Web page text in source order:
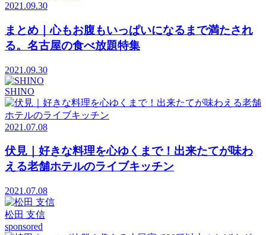
2021.09.30
まとめ｜心もお腹もいっぱいになるまで満たされ
る。名古屋の食べ放題特集
2021.09.30
SHINO
2021.07.08
伏見｜好きな料理を心ゆくまで！出来たてが味わ
える老舗ホテルのライブキッチン
2021.07.08
松田 支信
sponsored